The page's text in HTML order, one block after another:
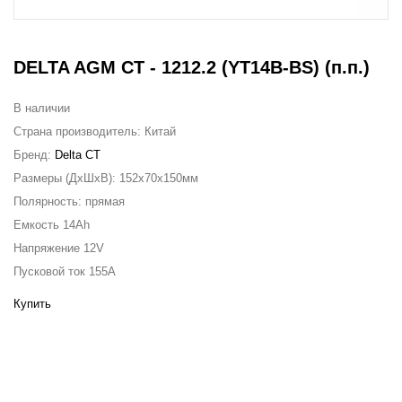
DELTA AGM CT - 1212.2 (YT14B-BS) (п.п.)
В наличии
Страна производитель: Китай
Бренд: Delta CT
Размеры (ДxШxВ): 152x70x150мм
Полярность: прямая
Емкость 14Ah
Напряжение 12V
Пусковой ток 155A
Купить